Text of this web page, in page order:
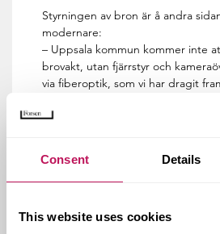
Consent Details
This website uses cookies
Styrningen av bron är å andra
modernare:
– Uppsala kommun kommer inte
brovakt, utan fjärrstyr och
via fiberoptik, som vi har dragit
fungerar ordentligt, säger Maria
Ett jättebra projekt,
helt enkelt
– Mikael Andersson på